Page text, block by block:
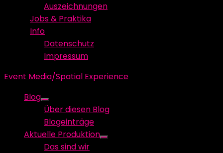
Auszeichnungen
Jobs & Praktika
Info
Datenschutz
Impressum
Event Media/Spatial Experience
Blog
Show
sub
menu
Über diesen Blog
Blogeinträge
Aktuelle Produktion
Show
Das sind wir